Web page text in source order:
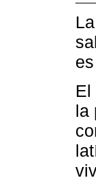
El
la